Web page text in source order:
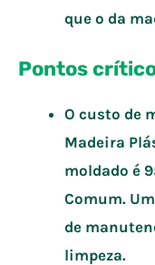
que o da
Pontos
O custo de
Madeira
moldado é
Comum.
de
limpeza.